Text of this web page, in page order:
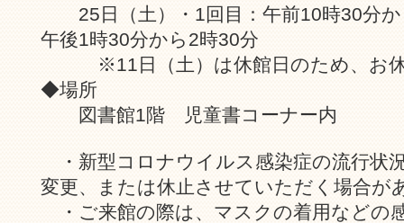
25日（土）・1回目：午前10時30分か
午後1時30分から2時30分
※11日（土）は休館日のため、お休
◆場所
図書館1階 児童書コーナー内
・新型コロナウイルス感染症の流行状
変更、または休止させていただく場合が
・ご来館の際は、マスクの着用などの